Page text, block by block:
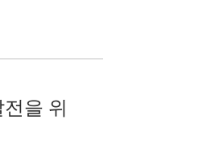
을 위